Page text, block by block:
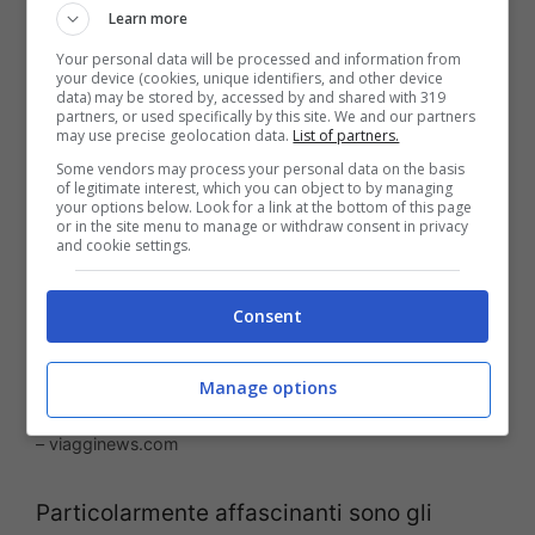
costruttore Ludwig Bösendorfer per il 71°
compleanno del musicista.
L’appartamento di Strauss – foto Wien Tourism/Paul Bauer
– viagginews.com
Particolarmente affascinanti sono gli
Learn more
Your personal data will be processed and information from
your device (cookies, unique identifiers, and other device
data) may be stored by, accessed by and shared with 319
partners, or used specifically by this site. We and our partners
may use precise geolocation data. List of partners.
Some vendors may process your personal data on the basis
of legitimate interest, which you can object to by managing
your options below. Look for a link at the bottom of this page
or in the site menu to manage or withdraw consent in privacy
and cookie settings.
Consent
Manage options